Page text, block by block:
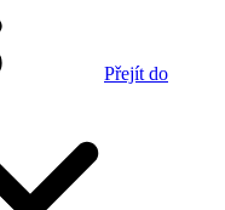
Přejít do